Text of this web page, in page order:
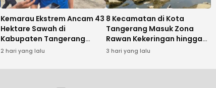
Kemarau Ekstrem Ancam 43
Hektare Sawah di
Kabupaten Tangerang
Gagal Panen
2 hari yang lalu
8 Kecamatan di Kota
Tangerang Masuk Zona
Rawan Kekeringan hingga
September 2026
3 hari yang lalu